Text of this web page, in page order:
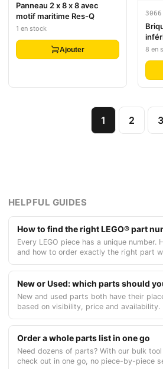
Panneau 2 x 8 x 8 avec
motif maritime Res-Q
1 en stock
Ajouter
3066
8 en
1 2 3
HELPFUL GUIDES
How to find the right LEGO® part
Every LEGO piece has a unique number.
and how to order exactly the right part
New or Used: which parts should
New and used parts both have their
based on visibility, price and availability.
Order a whole parts list in one go
Need dozens of parts? With our bulk
check out in one go, no piece-by-piece